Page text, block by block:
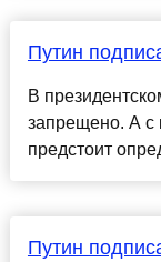
Путин
В
запрещено. А с
предстоит
Путин